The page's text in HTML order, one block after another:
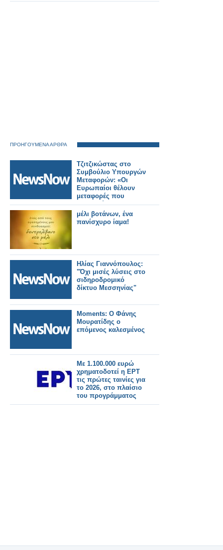
ΠΡΟΗΓΟΥΜΕΝΑ ΑΡΘΡΑ
Τζιτζικώστας στο
Συμβούλιο Υπουργών
Μεταφορών: «Οι
Ευρωπαίοι θέλουν
μεταφορές που
εμπιστεύονται».
μέλι βοτάνων, ένα
πανίσχυρο ίαμα!
Ηλίας Γιαννόπουλος:
"Όχι μισές λύσεις στο
σιδηροδρομικό
δίκτυο Μεσσηνίας"
Moments: Ο Φάνης
Μουρατίδης ο
επόμενος καλεσμένος
Με 1.100.000 ευρώ
χρηματοδοτεί η ΕΡΤ
τις πρώτες ταινίες για
το 2026, στο πλαίσιο
του προγράμματος
1,5%